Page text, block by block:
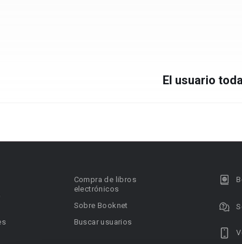
El usuario
Compra de libros
electrónicos
Sobre Booknet
Buscar usuarios